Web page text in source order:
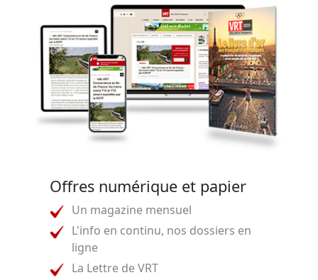
Offres numérique et papier
Un magazine mensuel
L'info en continu, nos dossiers en
ligne
La Lettre de VRT